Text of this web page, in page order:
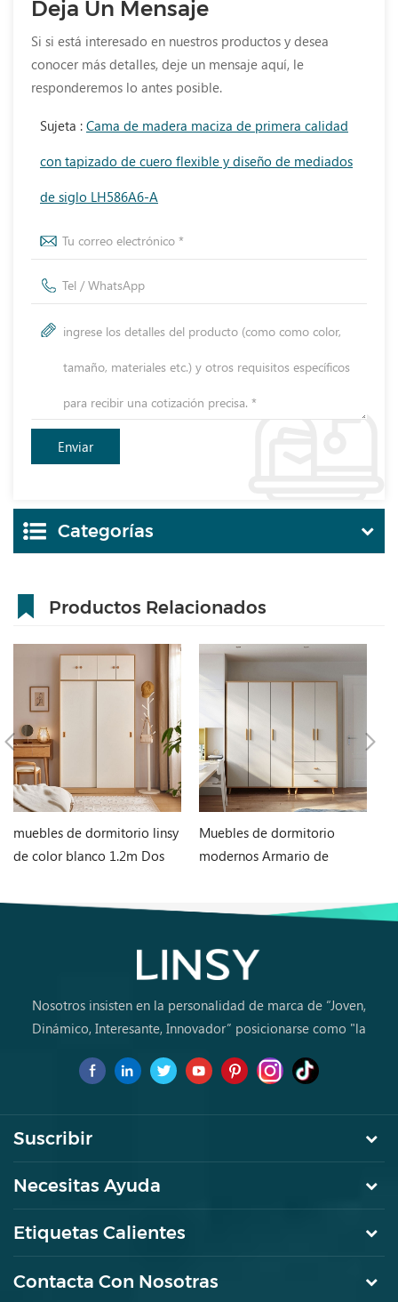
Deja Un Mensaje
Si si está interesado en nuestros productos y desea
conocer más detalles, deje un mensaje aquí, le
responderemos lo antes posible.
Sujeta : Cama de madera maciza de primera calidad
con tapizado de cuero flexible y diseño de mediados
de siglo LH586A6-A
Categorías
Productos Relacionados
muebles de dormitorio linsy
de color blanco 1.2m Dos
Muebles de dormitorio
modernos Armario de
Nosotros insisten en la personalidad de marca de “Joven,
Dinámico, Interesante, Innovador” posicionarse como "la
por primera vez.
Suscribir
Necesitas Ayuda
Etiquetas Calientes
Contacta Con Nosotras